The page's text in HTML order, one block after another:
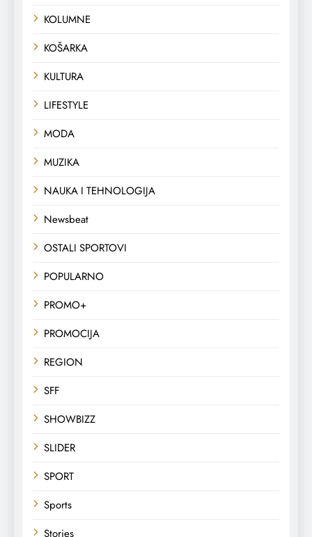
KOLUMNE
KOŠARKA
KULTURA
LIFESTYLE
MODA
MUZIKA
NAUKA I TEHNOLOGIJA
Newsbeat
OSTALI SPORTOVI
POPULARNO
PROMO+
PROMOCIJA
REGION
SFF
SHOWBIZZ
SLIDER
SPORT
Sports
Stories